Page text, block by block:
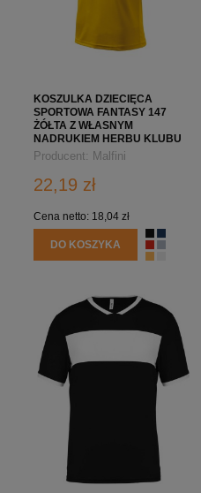
KOSZULKA DZIECIĘCA
SPORTOWA FANTASY 147
ŻÓŁTA Z WŁASNYM
NADRUKIEM HERBU KLUBU
Producent: Malfini
22,19 zł
Cena netto: 18,04 zł
DO KOSZYKA